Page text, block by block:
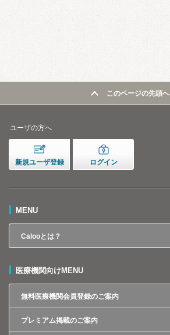
このページの先頭へ
ユーザの方へ
新規ユーザ登録 ログイン
MENU
Calooとは？
医療機関向けMENU
無料医療機関会員登録のご案内
プレミアム掲載のご案内